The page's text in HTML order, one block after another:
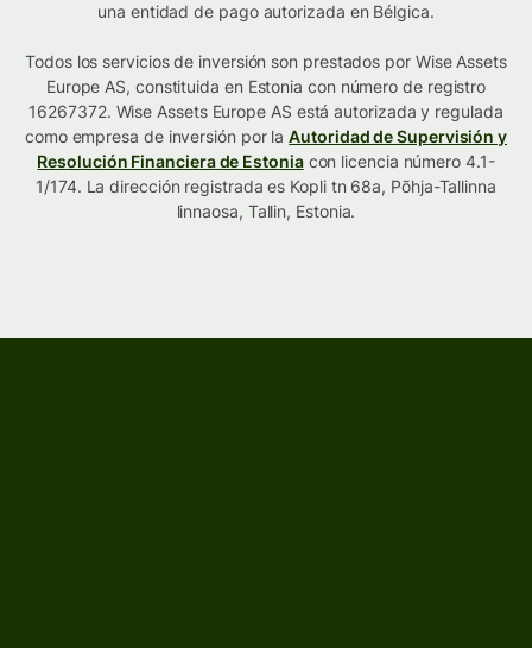
una entidad de pago autorizada en Bélgica.
Todos los servicios de inversión son prestados por Wise Assets
Europe AS, constituida en Estonia con número de registro
16267372. Wise Assets Europe AS está autorizada y regulada
como empresa de inversión por laAutoridad de Supervisión y
Resolución Financiera de Estoniacon licencia número 4.1-
1/174. La dirección registrada es Kopli tn 68a, Põhja-Tallinna
linnaosa, Tallin, Estonia.